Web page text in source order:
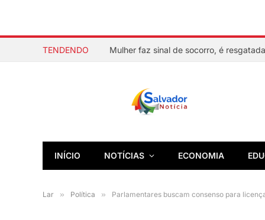
TENDENDO
INÍCIO NOTÍCIAS ECONOMIA
Lar » Política » Parlamentares buscam consenso para